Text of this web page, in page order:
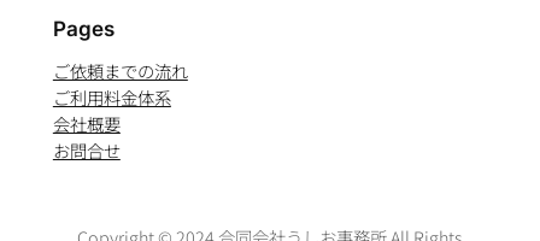
Pages
ご依頼までの流れ
ご利用料金体系
会社概要
お問合せ